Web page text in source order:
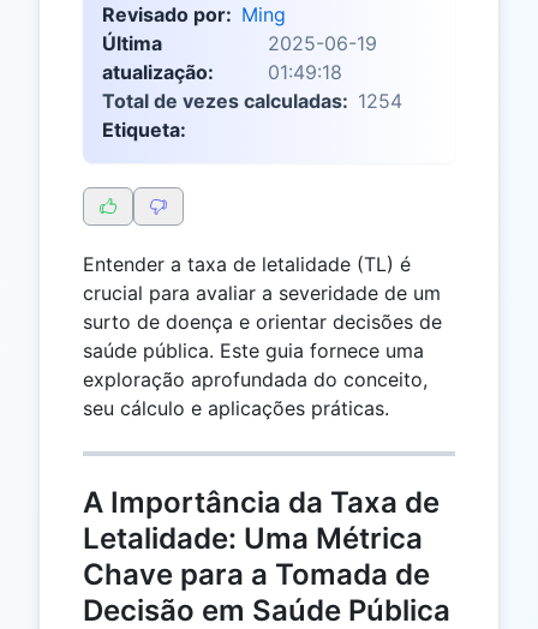
Revisado por: Ming
Última
atualização:
2025-06-19
01:49:18
Total de vezes calculadas: 1254
Etiqueta:
Entender a taxa de letalidade (TL) é
crucial para avaliar a severidade de um
surto de doença e orientar decisões de
saúde pública. Este guia fornece uma
exploração aprofundada do conceito,
seu cálculo e aplicações práticas.
A Importância da Taxa de
Letalidade: Uma Métrica
Chave para a Tomada de
Decisão em Saúde Pública